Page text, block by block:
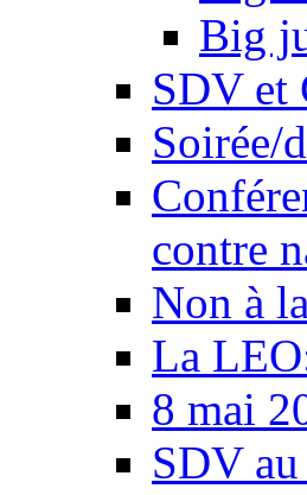
Big
SDV et
Soirée/
contre
Non à
La
8 mai
SDV